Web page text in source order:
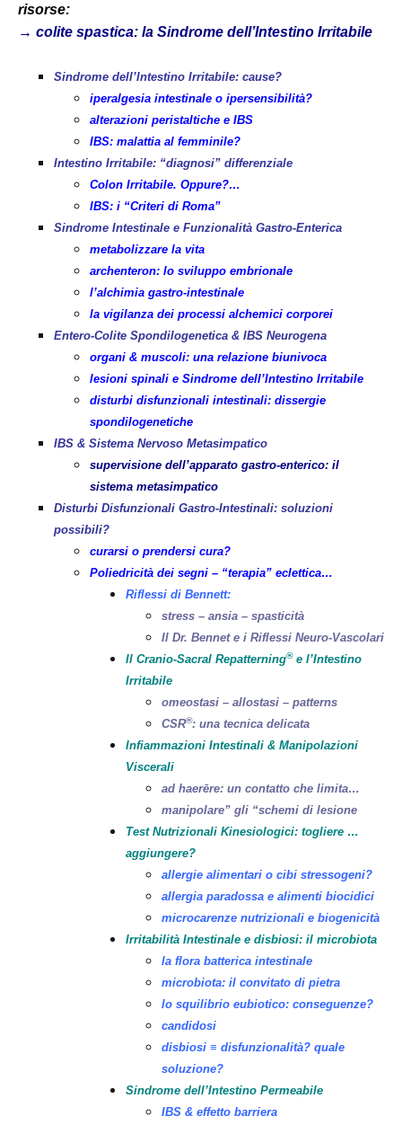
risorse:
→ colite spastica: la Sindrome dell’Intestino Irritabile
Sindrome dell’Intestino Irritabile: cause?
iperalgesia intestinale o ipersensibilità?
alterazioni peristaltiche e IBS
IBS: malattia al femminile?
Intestino Irritabile: “diagnosi” differenziale
Colon Irritabile. Oppure?…
IBS: i “Criteri di Roma”
Sindrome Intestinale e Funzionalità Gastro-Enterica
metabolizzare la vita
archenteron: lo sviluppo embrionale
l’alchimia gastro-intestinale
la vigilanza dei processi alchemici corporei
Entero-Colite Spondilogenetica & IBS Neurogena
organi & muscoli: una relazione biunivoca
lesioni spinali e Sindrome dell’Intestino Irritabile
disturbi disfunzionali intestinali: dissergie
spondilogenetiche
IBS & Sistema Nervoso Metasimpatico
supervisione dell’apparato gastro-enterico: il
sistema metasimpatico
Disturbi Disfunzionali Gastro-Intestinali: soluzioni
possibili?
curarsi o prendersi cura?
Poliedricità dei segni – “terapia” eclettica…
Riflessi di Bennett:
stress – ansia – spasticità
Il Dr. Bennet e i Riflessi Neuro-Vascolari
Il Cranio-Sacral Repatterning®e l’Intestino
Irritabile
omeostasi – allostasi – patterns
CSR®: una tecnica delicata
Infiammazioni Intestinali & Manipolazioni
Viscerali
ad haerēre: un contatto che limita…
manipolare” gli “schemi di lesione
Test Nutrizionali Kinesiologici: togliere …
aggiungere?
allergie alimentari o cibi stressogeni?
allergia paradossa e alimenti biocidici
microcarenze nutrizionali e biogenicità
Irritabilità Intestinale e disbiosi: il microbiota
la flora batterica intestinale
microbiota: il convitato di pietra
lo squilibrio eubiotico: conseguenze?
candidosi
disbiosi ≡ disfunzionalità? quale
soluzione?
Sindrome dell’Intestino Permeabile
IBS & effetto barriera